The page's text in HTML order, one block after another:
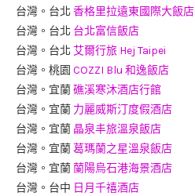
台灣。台北 香格里拉遠東國際大飯店
台灣。台北 台北富信飯店
台灣。台北 艾爾行旅 Hej Taipei
台灣。桃園 COZZI Blu 和逸飯店
台灣。宜蘭礁溪寒沐酒店行館
台灣。宜蘭 力麗威斯汀度假酒店
台灣。宜蘭 晶泉丰旅溫泉飯店
台灣。宜蘭葛瑪蘭之星溫泉飯店
台灣。宜蘭蘭陽烏石港海景酒店
台灣。台中 日月千禧酒店